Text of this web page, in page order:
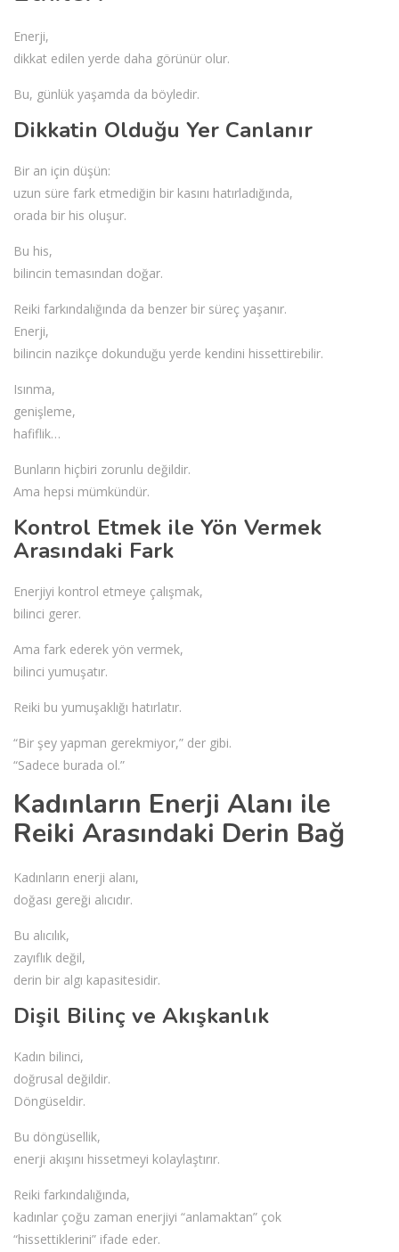
Enerji,
dikkat edilen yerde daha görünür olur.
Bu, günlük yaşamda da böyledir.
Dikkatin Olduğu Yer Canlanır
Bir an için düşün:
uzun süre fark etmediğin bir kasını hatırladığında,
orada bir his oluşur.
Bu his,
bilincin temasından doğar.
Reiki farkındalığında da benzer bir süreç yaşanır.
Enerji,
bilincin nazikçe dokunduğu yerde kendini hissettirebilir.
Isınma,
genişleme,
hafiflik…
Bunların hiçbiri zorunlu değildir.
Ama hepsi mümkündür.
Kontrol Etmek ile Yön Vermek
Arasındaki Fark
Enerjiyi kontrol etmeye çalışmak,
bilinci gerer.
Ama fark ederek yön vermek,
bilinci yumuşatır.
Reiki bu yumuşaklığı hatırlatır.
“Bir şey yapman gerekmiyor,” der gibi.
“Sadece burada ol.”
Kadınların Enerji Alanı ile
Reiki Arasındaki Derin Bağ
Kadınların enerji alanı,
doğası gereği alıcıdır.
Bu alıcılık,
zayıflık değil,
derin bir algı kapasitesidir.
Dişil Bilinç ve Akışkanlık
Kadın bilinci,
doğrusal değildir.
Döngüseldir.
Bu döngüsellik,
enerji akışını hissetmeyi kolaylaştırır.
Reiki farkındalığında,
kadınlar çoğu zaman enerjiyi “anlamaktan” çok
“hissettiklerini” ifade eder.